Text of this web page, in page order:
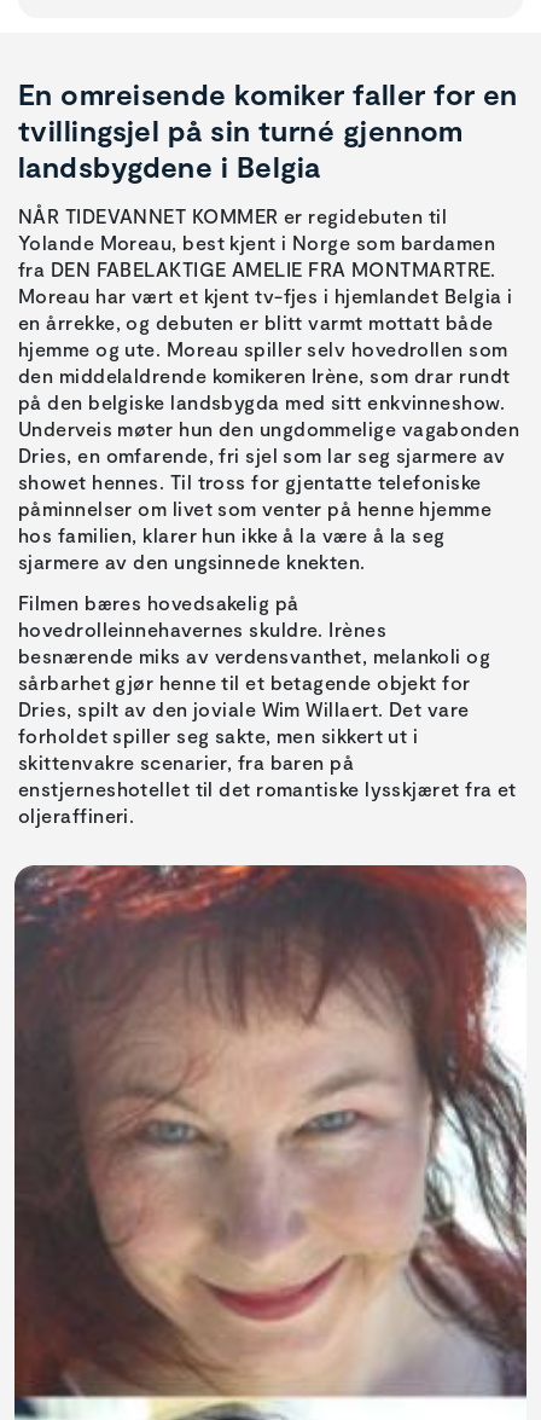
En omreisende komiker faller for en
tvillingsjel på sin turné gjennom
landsbygdene i Belgia
NÅR TIDEVANNET KOMMER er regidebuten til
Yolande Moreau, best kjent i Norge som bardamen
fra DEN FABELAKTIGE AMELIE FRA MONTMARTRE.
Moreau har vært et kjent tv-fjes i hjemlandet Belgia i
en årrekke, og debuten er blitt varmt mottatt både
hjemme og ute. Moreau spiller selv hovedrollen som
den middelaldrende komikeren Irène, som drar rundt
på den belgiske landsbygda med sitt enkvinneshow.
Underveis møter hun den ungdommelige vagabonden
Dries, en omfarende, fri sjel som lar seg sjarmere av
showet hennes. Til tross for gjentatte telefoniske
påminnelser om livet som venter på henne hjemme
hos familien, klarer hun ikke å la være å la seg
sjarmere av den ungsinnede knekten.
Filmen bæres hovedsakelig på
hovedrolleinnehavernes skuldre. Irènes
besnærende miks av verdensvanthet, melankoli og
sårbarhet gjør henne til et betagende objekt for
Dries, spilt av den joviale Wim Willaert. Det vare
forholdet spiller seg sakte, men sikkert ut i
skittenvakre scenarier, fra baren på
enstjerneshotellet til det romantiske lysskjæret fra et
oljeraffineri.